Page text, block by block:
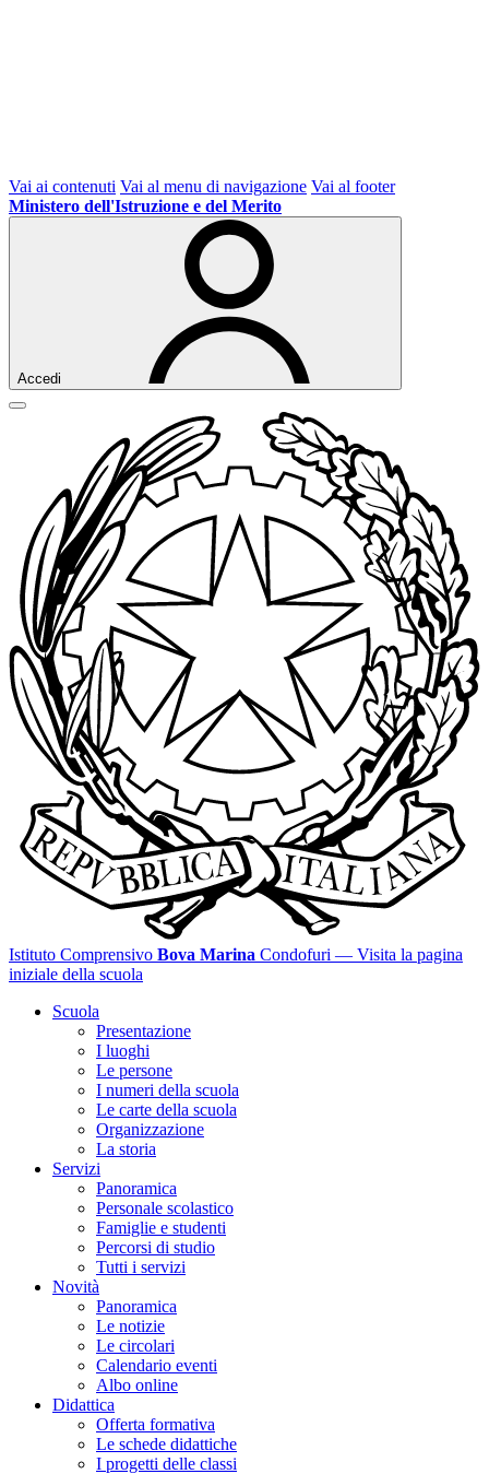
Vai ai contenuti Vai al menu di navigazione Vai al footer
Ministero dell'Istruzione e del Merito
Accedi
Istituto Comprensivo Bova Marina Condofuri — Visita la pagina
iniziale della scuola
Scuola
Presentazione
I luoghi
Le persone
I numeri della scuola
Le carte della scuola
Organizzazione
La storia
Servizi
Panoramica
Personale scolastico
Famiglie e studenti
Percorsi di studio
Tutti i servizi
Novità
Panoramica
Le notizie
Le circolari
Calendario eventi
Albo online
Didattica
Offerta formativa
Le schede didattiche
I progetti delle classi